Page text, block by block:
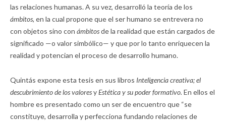
las relaciones humanas. A su vez, desarrolló la teoría de los
ámbitos, en la cual propone que el ser humano se entrevera no
con objetos sino con ámbitosde la realidad que están cargados de
significado —o valor simbólico— y que por lo tanto enriquecen la
realidad y potencian el proceso de desarrollo humano.
Quintás expone esta tesis en sus libros Inteligencia creativa; el
descubrimiento de los valoresyEstética y su poder formativo. En ellos el
hombre es presentado como un ser de encuentro que “se
constituye, desarrolla y perfecciona fundando relaciones de